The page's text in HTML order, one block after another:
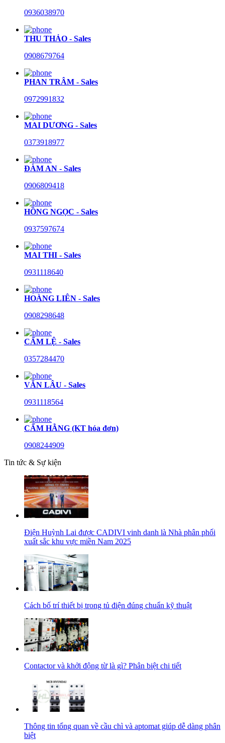
0936038970
THU THẢO - Sales
0908679764
PHAN TRÂM - Sales
0972991832
MAI DƯƠNG - Sales
0373918977
ĐÀM AN - Sales
0906809418
HỒNG NGỌC - Sales
0937597674
MAI THI - Sales
0931118640
HOÀNG LIÊN - Sales
0908298648
CẨM LỆ - Sales
0357284470
VĂN LÂU - Sales
0931118564
CẨM HẰNG (KT hóa đơn)
0908244909
Tin tức & Sự kiện
Điện Huỳnh Lai được CADIVI vinh danh là Nhà phân phối
xuất sắc khu vực miền Nam 2025
Cách bố trí thiết bị trong tủ điện đúng chuẩn kỹ thuật
Contactor và khởi động từ là gì? Phân biệt chi tiết
Thông tin tổng quan về cầu chì và aptomat giúp dễ dàng phân
biệt